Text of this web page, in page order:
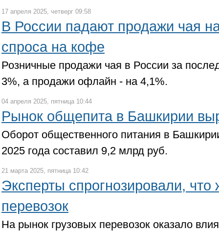
17 апреля 2025, четверг 09:58
В России падают продажи чая
спроса на кофе
Розничные продажи чая в России за
3%, а продажи офлайн - на 4,1%.
04 апреля 2025, пятница 10:44
Рынок общепита в Башкирии
Оборот общественного питания в
2025 года составил 9,2 млрд руб.
21 марта 2025, пятница 10:42
Эксперты спрогнозировали, что
перевозок
На рынок грузовых перевозок оказало